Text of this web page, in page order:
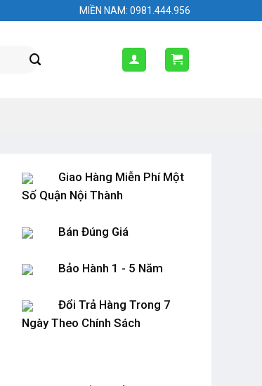
MIỀN NAM: 0981.444.956
Giao Hàng Miễn Phí Một
Số Quận Nội Thành
Bán Đúng Giá
Bảo Hành 1 - 5 Năm
Đổi Trả Hàng Trong 7
Ngày Theo Chính Sách